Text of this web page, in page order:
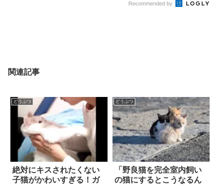
Recommended by
関連記事
どうぶつ
絶対にキスされたくない
子猫がかわいすぎる！ガ
どうぶつ
「野良猫を完全室内飼い
の猫にするとこうなるん